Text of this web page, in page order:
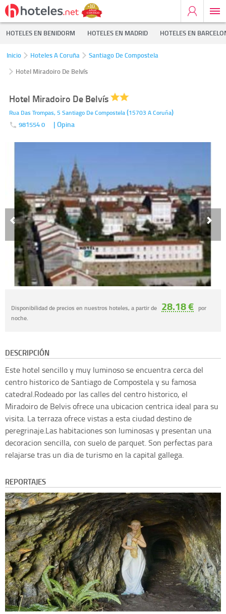
HOTELES EN BENIDORM HOTELES EN MADRID HOTELES EN
Inicio Hoteles A Coruña
Santiago De Compostela
Hotel Miradoiro De Belvís
Hotel Miradoiro De Belvís
Rua Das Trompas, 5 Santiago De Compostela(15703 A Coruña)
981554 0 | Opina
Disponibilidad de precios en nuestros hoteles, a partir de 28.18 € por
noche.
DESCRIPCIÓN
Este hotel sencillo y muy luminoso se encuentra cerca del
centro historico de Santiago de Compostela y su famosa
catedral.Rodeado por las calles del centro historico, el
Miradoiro de Belvis ofrece una ubicacion centrica ideal para su
visita. La terraza ofrece vistas a esta ciudad destino de
peregrinaje.Las habitaciones son luminosas y presentan una
decoracion sencilla, con suelo de parquet. Son perfectas para
relajarse tras un dia de turismo en la capital gallega.
REPORTAJES